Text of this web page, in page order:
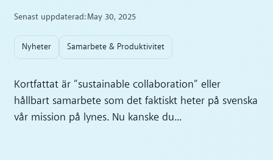
Senast uppdaterad:May 30, 2025
Nyheter Samarbete & Produktivitet
Kortfattat är ”sustainable collaboration” eller
hållbart samarbete som det faktiskt heter på svenska
vår mission på lynes. Nu kanske du...